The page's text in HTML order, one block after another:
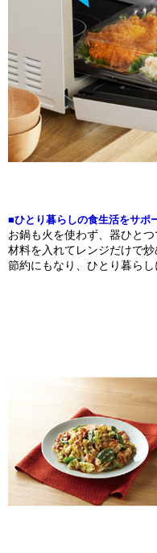
■ひとり暮らしの食生活をサポ
お鍋も火を使わず、器ひと
材料を入れてレンジだけで
節約にもなり、ひとり暮らし